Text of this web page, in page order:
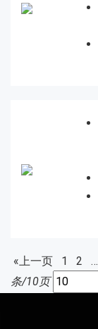
«上一页 1 2 …
条/10页